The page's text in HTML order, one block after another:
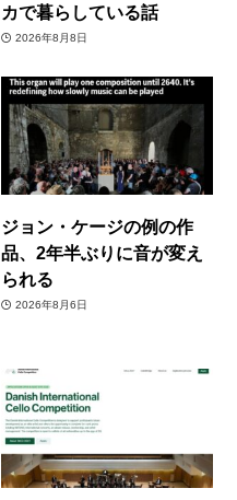
カで暮らしている話
2026年8月8日
ジョン・ケージの例の作
品、2年半ぶりに音が変え
られる
2026年8月6日